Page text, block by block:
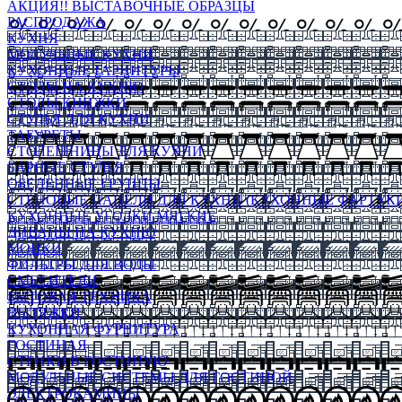
АКЦИЯ!! ВЫСТАВОЧНЫЕ ОБРАЗЦЫ
РАСПРОДАЖА
КУХНЯ
МОДУЛЬНЫЕ КУХНИ
КУХОННЫЕ ГАРНИТУРЫ
СТОЛЫ НА КУХНЮ
СТОЛЫ КНИЖКИ
СТУЛЬЯ ДЛЯ КУХНИ
ТАБУРЕТЫ
СТОЛЕШНИЦЫ ДЛЯ КУХНИ
БАРНЫЕ СТУЛЬЯ
ОБЕДЕННЫЕ ГРУППЫ
СТЕНОВЫЕ ПАНЕЛИ ДЛЯ КУХНИ (КУХОННЫЕ
КУХОННЫЕ УГОЛКИ МЯГКИЕ
ДИВАНЫ НА КУХНЮ
МОЙКИ
ФИЛЬТРЫ ДЛЯ ВОДЫ
СМЕСИТЕЛИ
БЫТОВАЯ ТЕХНИКА
ВЫТЯЖКИ
КУХОННАЯ ФУРНИТУРА
ГОСТИНАЯ
СТЕНКИ В ГОСТИНУЮ
МОДУЛЬНЫЕ СИСТЕМЫ ДЛЯ ГОСТИНОЙ
ЭЛЕКТРОКАМИНЫ